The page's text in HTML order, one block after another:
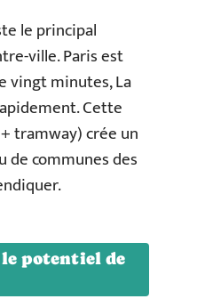
le principal
ville. Paris est
vingt minutes, La
Cette
tramway) crée un
communes des
potentiel de